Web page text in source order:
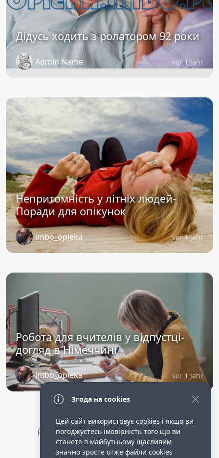
Дідусь ходить з ролатором 92 роки
Admin Name vor 1 Jahr
Непритомність у літніх людей-
Поради для опікунок
imbo_opieka vor 1 Jahr
Робота для вчителів у відпустці-
догляд в Німеччині
imbo_opieka vor 1 Jahr
Privacy Policy
public terms of service
Робота опікункою в німеччині.
Згода на cookies
Цей сайт використовує cookies і якщо ви
погоджуєтесь імовірність того що ви
станете в майбутньому щасливим
значно зросте отже файли cookies